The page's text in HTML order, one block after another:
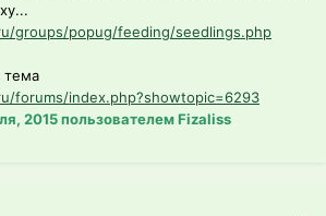
groups/popug/feeding/seedlings.php
тема
forums/index.php?showtopic=6293
2015пользователем Fizaliss